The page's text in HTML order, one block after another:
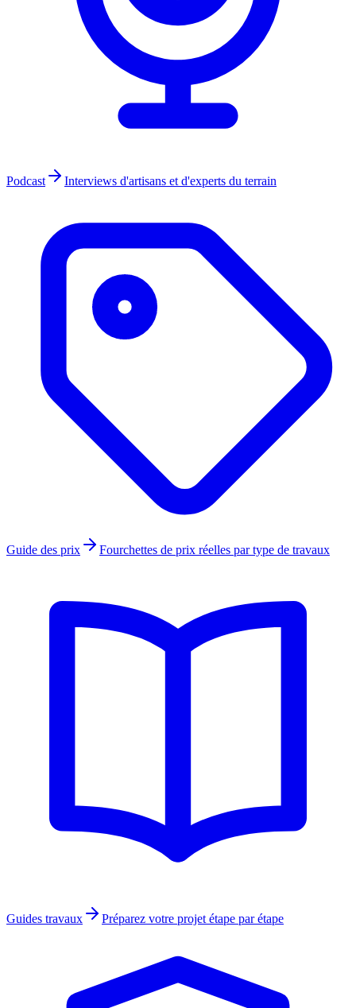
Podcast Interviews d'artisans et d'experts du terrain
Guide des prix Fourchettes de prix réelles par type de travaux
Guides travaux Préparez votre projet étape par étape